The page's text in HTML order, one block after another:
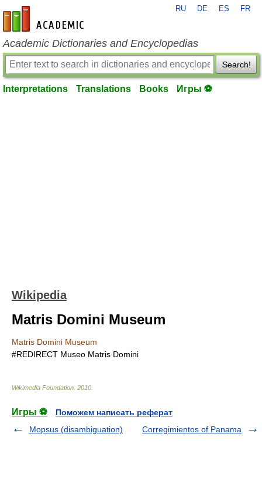
en-academic.com
RU DE ES FR
Academic Dictionaries and Encyclopedias
Search!
Interpretations Translations Books Игры ⚽
Wikipedia
Matris Domini Museum
Matris Domini Museum
#REDIRECT Museo Matris Domini
Wikimedia Foundation 2010
Игры ⚽
Поможем написать реферат
Mopsus (disambiguation)
Corregimientos of Panama